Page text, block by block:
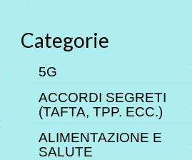
Categorie
5G
ACCORDI SEGRETI
(TAFTA, TPP. ECC.)
ALIMENTAZIONE E
SALUTE